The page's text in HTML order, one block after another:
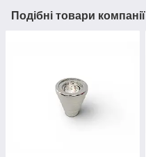
Подібні товари компанії